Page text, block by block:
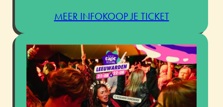
MEER INFOKOOP JE TICKET